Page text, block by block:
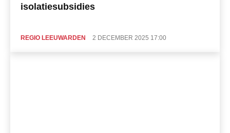
isolatiesubsidies
REGIO LEEUWARDEN 2 DECEMBER 2025 17:00